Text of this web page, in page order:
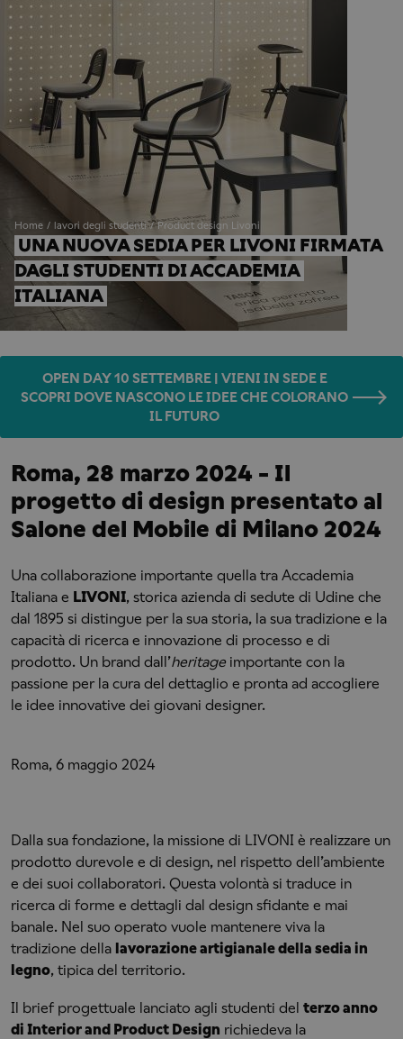
Home lavori degli studenti Product design Livoni
UNA NUOVA SEDIA PER LIVONI FIRMATA
DAGLI STUDENTI DI ACCADEMIA
ITALIANA
OPEN DAY 10 SETTEMBRE | VIENI IN SEDE E
SCOPRI DOVE NASCONO LE IDEE CHE COLORANO
IL FUTURO
Roma, 28 marzo 2024 - Il
progetto di design presentato al
Salone del Mobile di Milano 2024
Una collaborazione importante quella tra Accademia
Italiana e LIVONI, storica azienda di sedute di Udine che
dal 1895 si distingue per la sua storia, la sua tradizione e la
capacità di ricerca e innovazione di processo e di
prodotto. Un brand dall’heritageimportante con la
passione per la cura del dettaglio e pronta ad accogliere
le idee innovative dei giovani designer.
Roma, 6 maggio 2024
Dalla sua fondazione, la missione di LIVONI è realizzare un
prodotto durevole e di design, nel rispetto dell’ambiente
e dei suoi collaboratori. Questa volontà si traduce in
ricerca di forme e dettagli dal design sfidante e mai
banale. Nel suo operato vuole mantenere viva la
tradizione della lavorazione artigianale della sedia in
legno, tipica del territorio.
Il brief progettuale lanciato agli studenti del terzo anno
di Interior and Product Design richiedeva la